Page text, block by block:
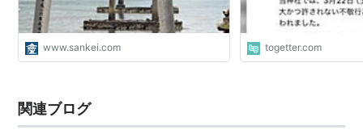
www.sankei.com togetter.com
関連ブログ